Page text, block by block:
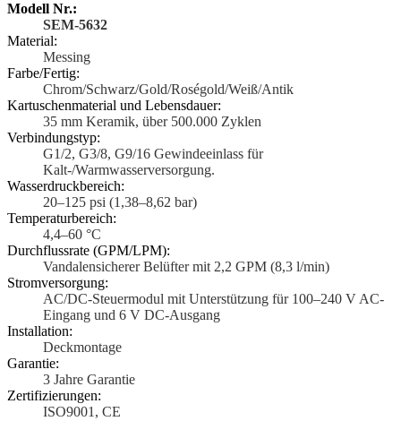
Modell Nr.:
SEM-5632
Material:
Messing
Farbe/Fertig:
Chrom/Schwarz/Gold/Roségold/Weiß/Antik
Kartuschenmaterial und Lebensdauer:
35 mm Keramik, über 500.000 Zyklen
Verbindungstyp:
G1/2, G3/8, G9/16 Gewindeeinlass für
Kalt-/Warmwasserversorgung.
Wasserdruckbereich:
20–125 psi (1,38–8,62 bar)
Temperaturbereich:
4,4–60 °C
Durchflussrate (GPM/LPM):
Vandalensicherer Belüfter mit 2,2 GPM (8,3 l/min)
Stromversorgung:
AC/DC-Steuermodul mit Unterstützung für 100–240 V AC-
Eingang und 6 V DC-Ausgang
Installation:
Deckmontage
Garantie:
3 Jahre Garantie
Zertifizierungen:
ISO9001, CE